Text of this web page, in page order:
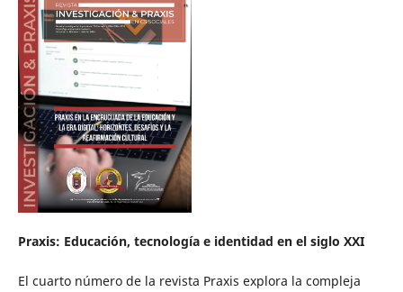
Praxis: Educación, tecnología e identidad en el siglo XXI
El cuarto número de la revista Praxis explora la compleja